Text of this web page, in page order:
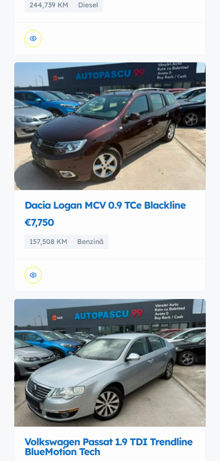
244,739 KM Diesel
Dacia Logan MCV 0.9 TCe Blackline
€7,750
157,508 KM Benzină
Volkswagen Passat 1.9 TDI Trendline
BlueMotion Tech